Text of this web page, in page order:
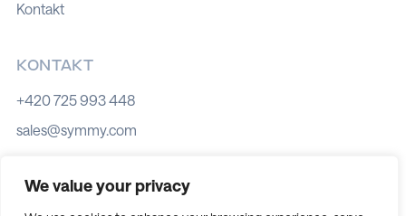
We value your privacy
Kontakt
KONTAKT
+420 725 993 448
sales@symmy.com